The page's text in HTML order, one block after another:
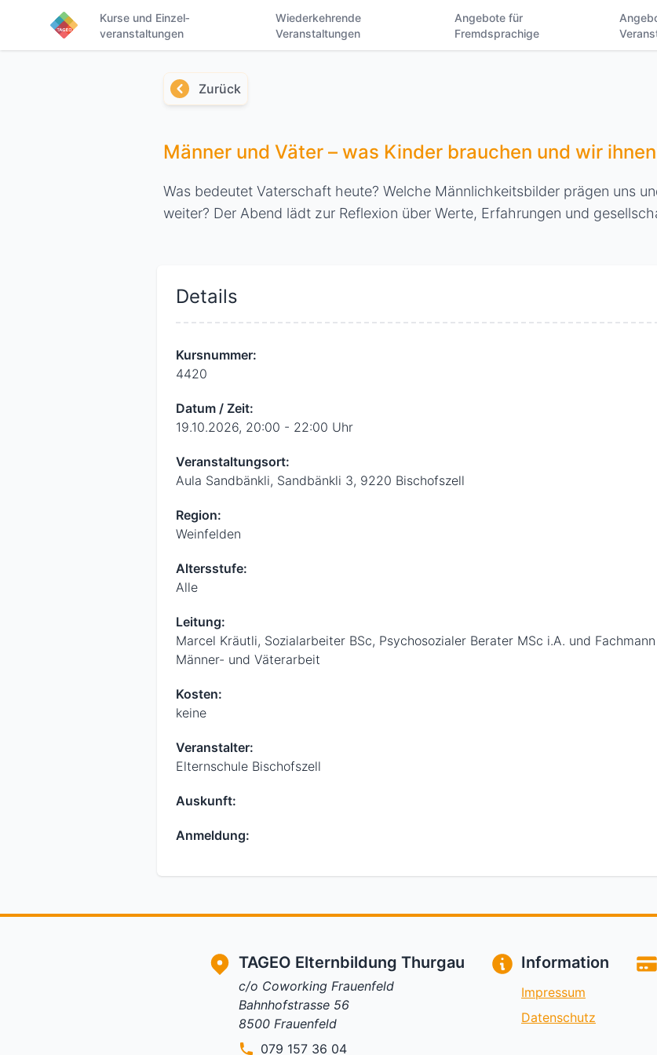
Kurse und Einzel­
veranstaltungen
Wieder­kehrende
Veranstaltungen
Angebote für
Fremdsprachige
Zurück
Männer und Väter – was Kinder brauchen und wir
Was bedeutet Vaterschaft heute? Welche Männlichkeitsbilder prägen uns
weiter? Der Abend lädt zur Reflexion über Werte, Erfahrungen und
Details
Kursnummer:
4420
Datum / Zeit:
19.10.2026, 20:00 - 22:00 Uhr
Veranstaltungsort:
Aula Sandbänkli, Sandbänkli 3, 9220 Bischofszell
Region:
Weinfelden
Altersstufe:
Alle
Leitung:
Marcel Kräutli, Sozialarbeiter BSc, Psychosozialer Berater MSc i.A. und
Männer- und Väterarbeit
Kosten:
keine
Veranstalter:
Elternschule Bischofszell
Auskunft:
Anmeldung:
TAGEO Elternbildung Thurgau
c/o Coworking Frauenfeld
Bahnhofstrasse 56
8500 Frauenfeld
079 157 36 04
Information
Impressum
Datenschutz